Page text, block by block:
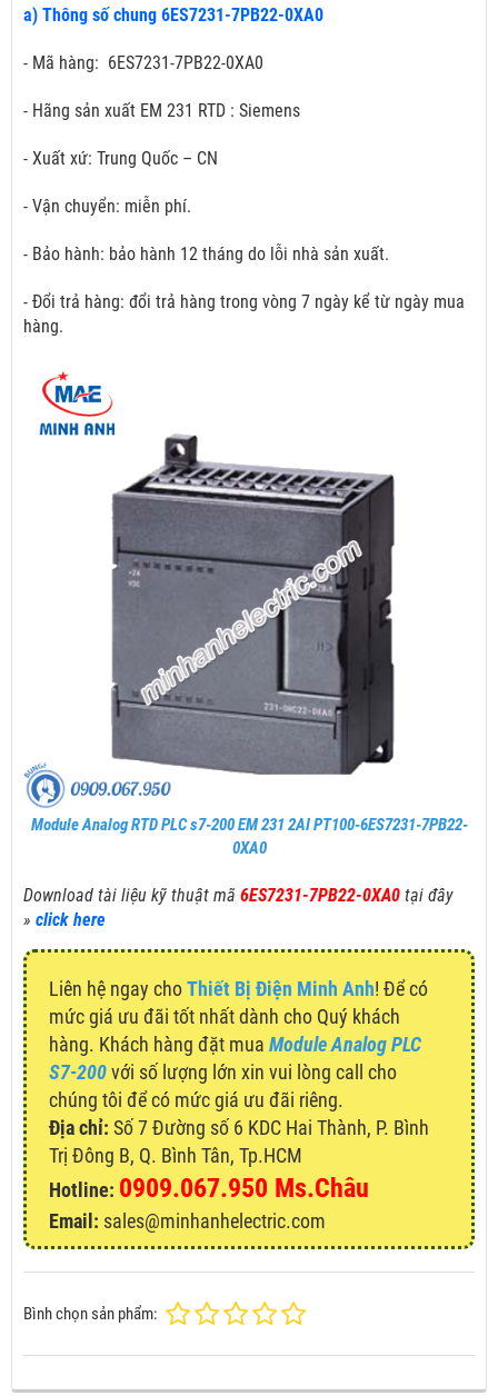
a) Thông số chung 6ES7231-7PB22-0XA0
- Mã hàng: 6ES7231-7PB22-0XA0
- Hãng sản xuất EM 231 RTD : Siemens
- Xuất xứ: Trung Quốc – CN
- Vận chuyển: miễn phí.
- Bảo hành: bảo hành 12 tháng do lỗi nhà sản xuất.
- Đổi trả hàng: đổi trả hàng trong vòng 7 ngày kể từ ngày mua
hàng.
Module Analog RTD PLC s7-200 EM 231 2AI PT100-6ES7231-7PB22-
0XA0
Download tài liệu kỹ thuật mã 6ES7231-7PB22-0XA0 tại đây
» click here
Liên hệ ngay choThiết Bị Điện Minh Anh! Để có
mức giá ưu đãi tốt nhất dành cho Quý khách
hàng. Khách hàng đặt mua Module Analog PLC
S7-200với số lượng lớn xin vui lòng call cho
chúng tôi để có mức giá ưu đãi riêng.
Địa chỉ: Số 7 Đường số 6 KDC Hai Thành, P. Bình
Trị Đông B, Q. Bình Tân, Tp.HCM
Hotline: 0909.067.950 Ms.Châu
Email: sales@minhanhelectric.com
Bình chọn sản phẩm: